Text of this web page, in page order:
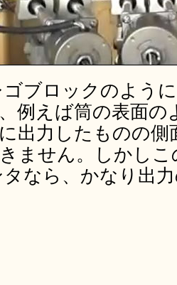
ブロックのよう
例えば筒の表面の
出力したものの
ません。しかし
なら、かなり出